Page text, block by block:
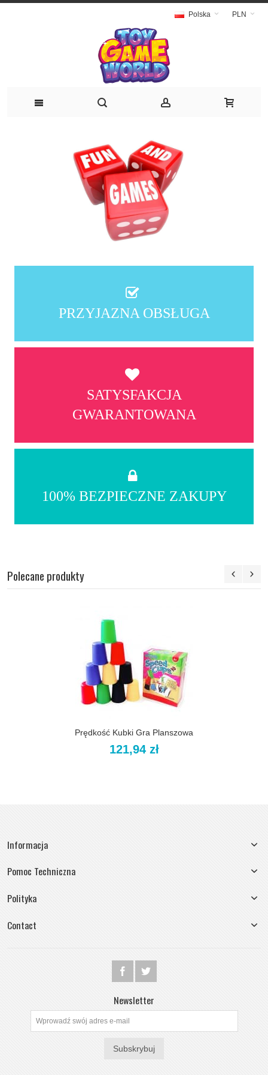
PLN
Polska
PRZYJAZNA OBSŁUGA
SATYSFAKCJA
GWARANTOWANA
100% BEZPIECZNE ZAKUPY
Polecane produkty
Prędkość Kubki Gra Planszowa
121,94 zł
Informacja
Pomoc Techniczna
Polityka
Contact
Newsletter
Subskrybuj